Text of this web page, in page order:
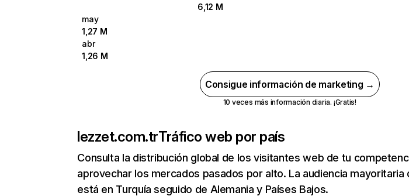
6,12 M
may
1,27 M
abr
1,26 M
Consigue información de marketing →
10 veces más información diaria. ¡Gratis!
lezzet.com.trTráfico web por país
Consulta la distribución global de los visitantes web de tu
aprovechar los mercados pasados por alto. La audiencia
está en Turquía seguido de Alemania y Países Bajos.